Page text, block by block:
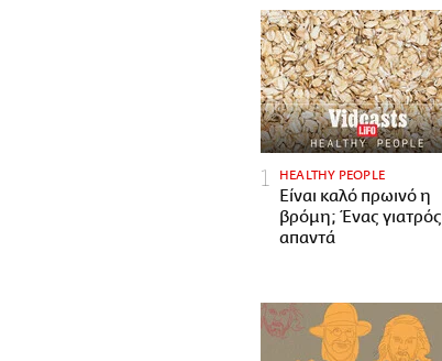
HEALTHY PEOPLE
Είναι καλό πρωινό η
βρόμη; Ένας γιατρός
απαντά